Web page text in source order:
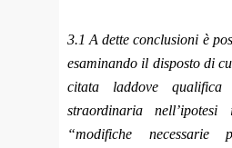
3.1 A dette conclusioni è
esaminando il disposto di
citata laddove qualifica
straordinaria
“modifiche